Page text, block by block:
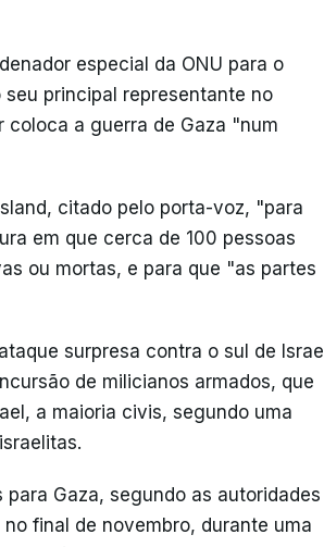
especial da ONU para o
principal representante no
coloca a guerra de Gaza "num
citado pelo porta-voz, "para
em que cerca de 100 pessoas
ou mortas, e para que "as partes
surpresa contra o sul de Israel
de milicianos armados, que
a maioria civis, segundo uma
Gaza, segundo as autoridades
final de novembro, durante uma